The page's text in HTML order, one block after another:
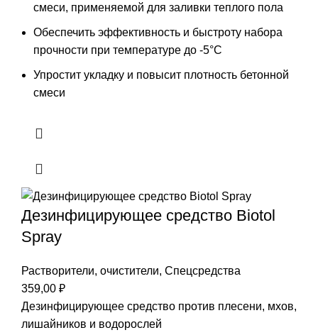
смеси, применяемой для заливки теплого пола
Обеспечить эффективность и быстроту набора
прочности при температуре до -5°С
Упростит укладку и повысит плотность бетонной
смеси
Дезинфицирующее средство Biotol
Spray
Растворители, очистители, Спецсредства
359,00 ₽
Дезинфицирующее средство против плесени, мхов,
лишайников и водорослей